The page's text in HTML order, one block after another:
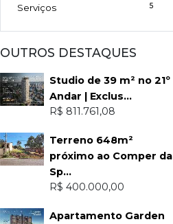
5
Serviços
OUTROS DESTAQUES
Studio de 39 m² no 21º
Andar | Exclus...
R$ 811.761,08
Terreno 648m²
próximo ao Comper da
Sp...
R$ 400.000,00
Apartamento Garden